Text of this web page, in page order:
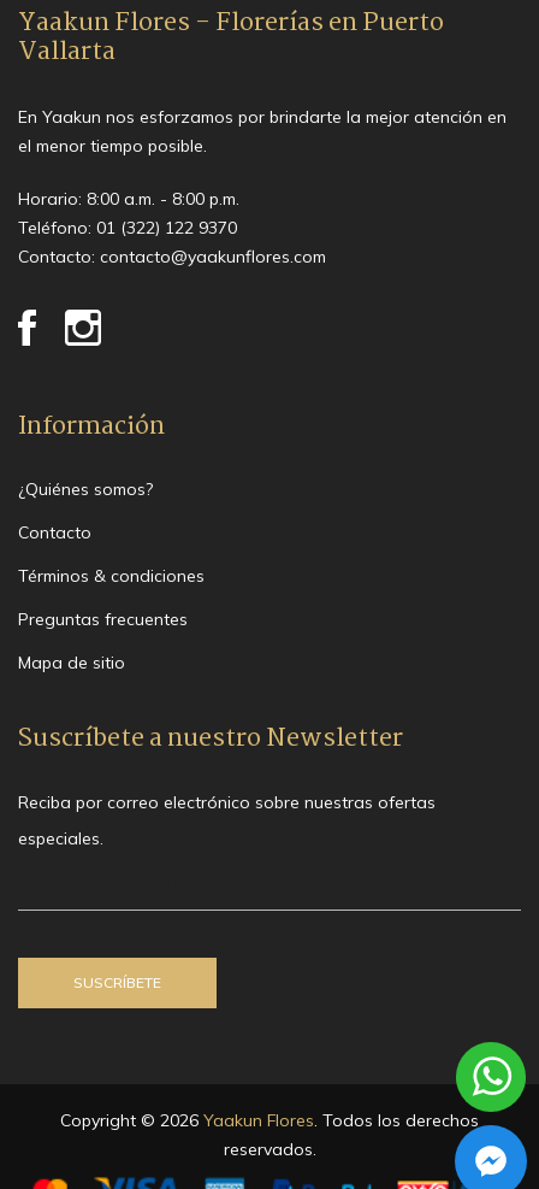
Yaakun Flores - Florerías en Puerto
Vallarta
En Yaakun nos esforzamos por brindarte la mejor atención en
el menor tiempo posible.
Horario: 8:00 a.m. - 8:00 p.m.
Teléfono: 01 (322) 122 9370
Contacto: contacto@yaakunflores.com
Información
¿Quiénes somos?
Contacto
Términos & condiciones
Preguntas frecuentes
Mapa de sitio
Suscríbete a nuestro Newsletter
Reciba por correo electrónico sobre nuestras ofertas
especiales.
Copyright © 2026 Yaakun Flores. Todos los derechos
reservados.